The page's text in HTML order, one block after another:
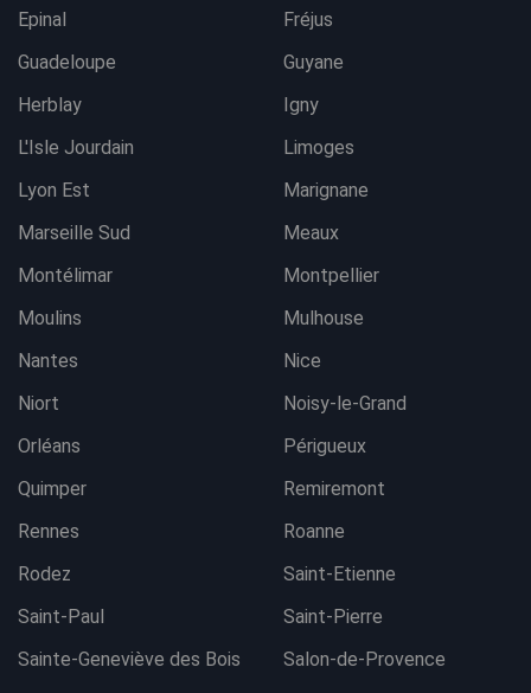
Epinal
Fréjus
Guadeloupe
Guyane
Herblay
Igny
L'Isle Jourdain
Limoges
Lyon Est
Marignane
Marseille Sud
Meaux
Montélimar
Montpellier
Moulins
Mulhouse
Nantes
Nice
Niort
Noisy-le-Grand
Orléans
Périgueux
Quimper
Remiremont
Rennes
Roanne
Rodez
Saint-Etienne
Saint-Paul
Saint-Pierre
Sainte-Geneviève des Bois
Salon-de-Provence